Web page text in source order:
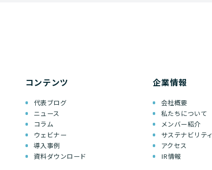
コンテンツ
代表ブログ
ニュース
コラム
ウェビナー
導入事例
資料ダウンロード
企業情報
会社概要
私たちについて
メンバー紹介
サステナビリティ
アクセス
IR情報